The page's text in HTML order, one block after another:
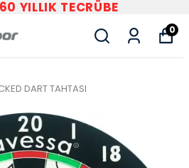
YILLIK TECRÜBE
0
DART TAHTASI